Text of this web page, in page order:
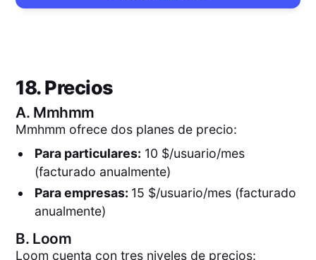
18. Precios
A. Mmhmm
Mmhmm ofrece dos planes de precio:
Para particulares: 10 $/usuario/mes
(facturado anualmente)
Para empresas: 15 $/usuario/mes (facturado
anualmente)
B. Loom
Loom cuenta con tres niveles de precios: